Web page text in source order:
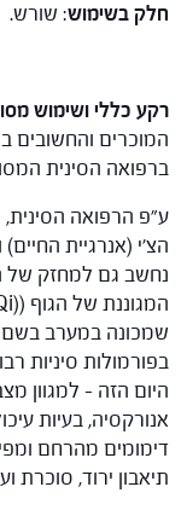
חלק בשימוש: שורש.
רקע כללי ושימוש
המוכרים והחשובים
ברפואה הסינית
ע"פ הרפואה
הצ'י (אנרגיית
נחשב גם למחזק של
שמכונה במערב בשם
בפורמולות סיניות
היום הזה – למגוון
אנורקסיה, בעיות
דימומים מהרחם
תיאבון ירוד, סוכרת